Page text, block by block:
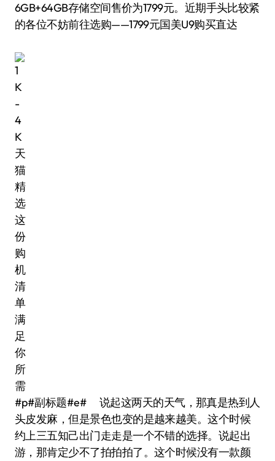
6GB+64GB存储空间售价为1799元。近期手头比较紧
的各位不妨前往选购——1799元国美U9购买直达
#p#副标题#e# 说起这两天的天气，那真是热到人
头皮发麻，但是景色也变的是越来越美。这个时候
约上三五知己出门走走是一个不错的选择。说起出
游，那肯定少不了拍拍拍了。这个时候没有一款颜